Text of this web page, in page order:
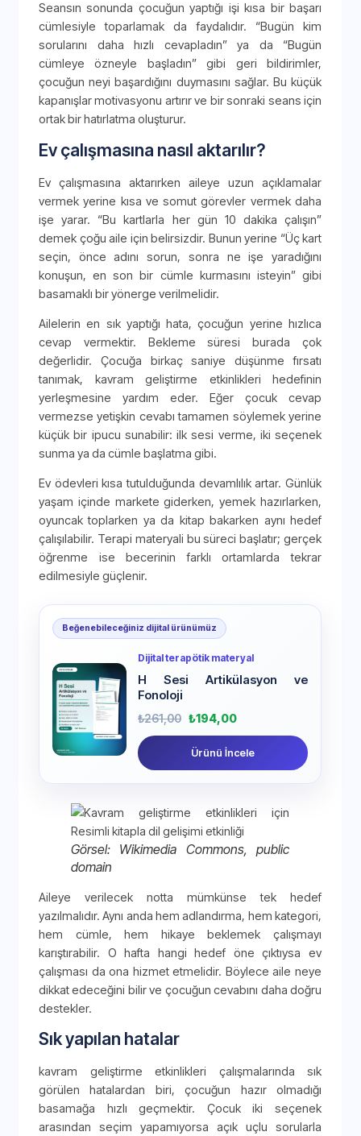
Seansın sonunda çocuğun yaptığı işi kısa bir başarı
cümlesiyle toparlamak da faydalıdır. “Bugün kim
sorularını daha hızlı cevapladın” ya da “Bugün
cümleye özneyle başladın” gibi geri bildirimler,
çocuğun neyi başardığını duymasını sağlar. Bu küçük
kapanışlar motivasyonu artırır ve bir sonraki seans için
ortak bir hatırlatma oluşturur.
Ev çalışmasına nasıl aktarılır?
Ev çalışmasına aktarırken aileye uzun açıklamalar
vermek yerine kısa ve somut görevler vermek daha
işe yarar. “Bu kartlarla her gün 10 dakika çalışın”
demek çoğu aile için belirsizdir. Bunun yerine “Üç kart
seçin, önce adını sorun, sonra ne işe yaradığını
konuşun, en son bir cümle kurmasını isteyin” gibi
basamaklı bir yönerge verilmelidir.
Ailelerin en sık yaptığı hata, çocuğun yerine hızlıca
cevap vermektir. Bekleme süresi burada çok
değerlidir. Çocuğa birkaç saniye düşünme fırsatı
tanımak, kavram geliştirme etkinlikleri hedefinin
yerleşmesine yardım eder. Eğer çocuk cevap
vermezse yetişkin cevabı tamamen söylemek yerine
küçük bir ipucu sunabilir: ilk sesi verme, iki seçenek
sunma ya da cümle başlatma gibi.
Ev ödevleri kısa tutulduğunda devamlılık artar. Günlük
yaşam içinde markete giderken, yemek hazırlarken,
oyuncak toplarken ya da kitap bakarken aynı hedef
çalışılabilir. Terapi materyali bu süreci başlatır; gerçek
öğrenme ise becerinin farklı ortamlarda tekrar
edilmesiyle güçlenir.
Beğenebileceğiniz dijital ürünümüz
Dijital terapötik materyal
H Sesi Artikülasyon ve
Fonoloji
₺261,00 ₺194,00
Ürünü İncele
Görsel: Wikimedia Commons, public
domain
Aileye verilecek notta mümkünse tek hedef
yazılmalıdır. Aynı anda hem adlandırma, hem kategori,
hem cümle, hem hikaye beklemek çalışmayı
karıştırabilir. O hafta hangi hedef öne çıktıysa ev
çalışması da ona hizmet etmelidir. Böylece aile neye
dikkat edeceğini bilir ve çocuğun cevabını daha doğru
destekler.
Sık yapılan hatalar
kavram geliştirme etkinlikleri çalışmalarında sık
görülen hatalardan biri, çocuğun hazır olmadığı
basamağa hızlı geçmektir. Çocuk iki seçenek
arasından seçim yapamıyorsa açık uçlu sorularla